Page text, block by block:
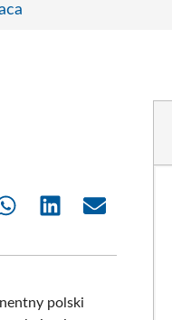
Share Share Share
polski